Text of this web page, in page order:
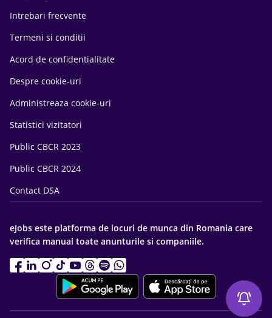
Intrebari frecvente
Termeni si conditii
Acord de confidentialitate
Despre cookie-uri
Administreaza cookie-uri
Statistici vizitatori
Public CBCR 2023
Public CBCR 2024
Contact DSA
eJobs este platforma de locuri de munca din Romania care
verifica manual toate anunturile si companiile.